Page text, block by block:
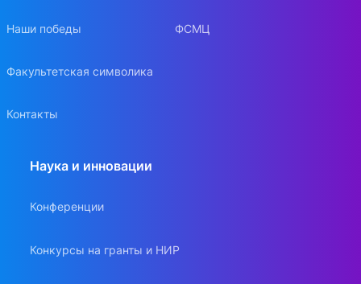
Наши победы
Факультетская символика
Контакты
ФСМЦ
Наука и инновации
Конференции
Конкурсы на гранты и НИР